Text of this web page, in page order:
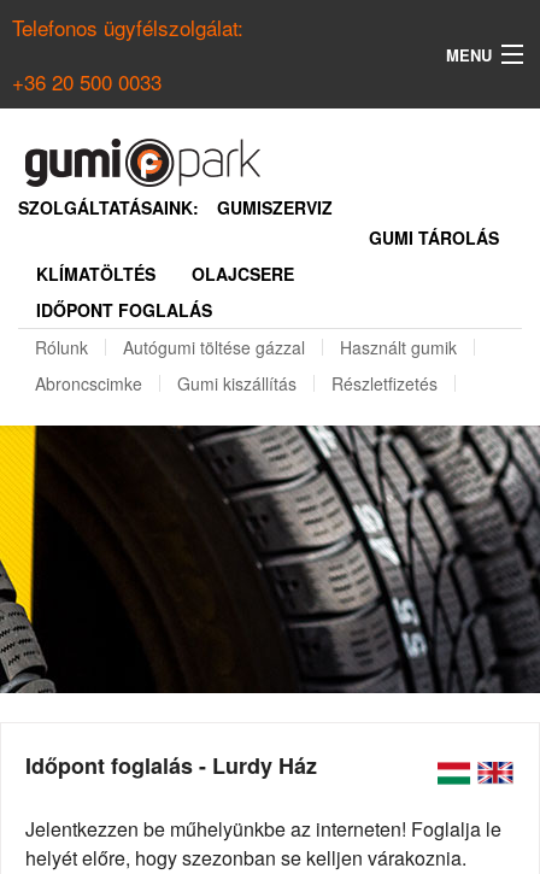
Telefonos ügyfélszolgálat:
+36 20 500 0033
MENU
NYÁRI GUMI KERESŐ
REGISZTRÁCIÓ
SZOLGÁLTATÁSAINK:
GUMISZERVIZ
GUMI TÁROLÁS
KLÍMATÖLTÉS
OLAJCSERE
IDŐPONT FOGLALÁS
Rólunk
Autógumi töltése gázzal
Használt gumik
Abroncscimke
Gumi kiszállítás Részletfizetés
Időpont foglalás - Lurdy Ház
Jelentkezzen be műhelyünkbe az interneten! Foglalja le
helyét előre, hogy szezonban se kelljen várakoznia.